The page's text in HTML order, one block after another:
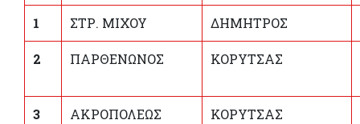
1 ΣΤΡ. ΜΙΧΟΥ ΔΗΜΗΤΡΟΣ
2 ΠΑΡΘΕΝΩΝΟΣ ΚΟΡΥΤΣΑΣ
3 ΑΚΡΟΠΟΛΕΩΣ ΚΟΡΥΤΣΑΣ